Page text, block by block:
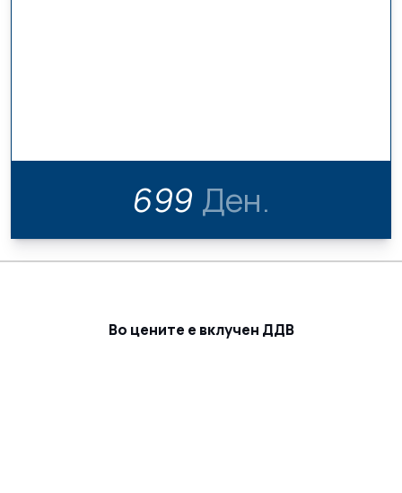
699 Ден.
Во цените е вклучен ДДВ